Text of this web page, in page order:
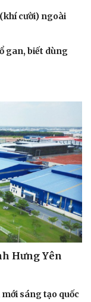
cười) ngoài
gan, biết dùng
Hưng Yên
sáng tạo quốc